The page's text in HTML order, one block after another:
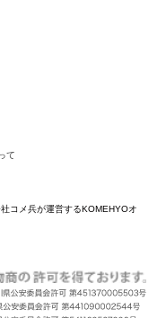
て
コメ兵が運営するKOMEHYOオ